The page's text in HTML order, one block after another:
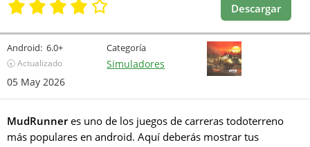
Descargar
Android: 6.0+
🕣 Actualizado
05 May 2026
Categoría
Simuladores
MudRunneres uno de los juegos de carreras todoterreno
más populares en android. Aquí deberás mostrar tus